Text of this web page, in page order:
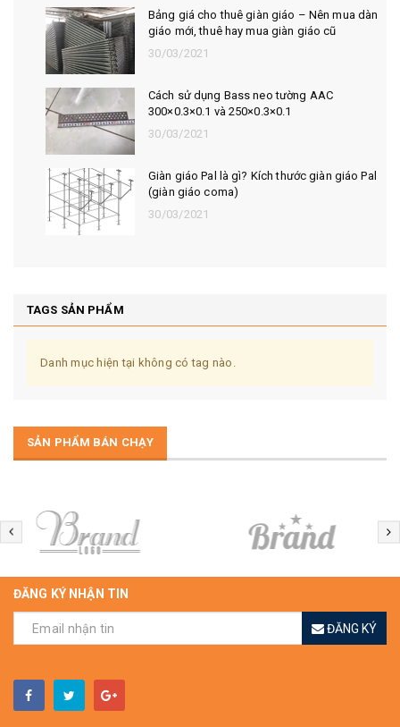
Phương án tính toán tấm grating theo tiêu
chuẩn MBG 531-17
03/03/2025
Bản vẽ coppha thép các loại bó vỉa
30/08/2022
Thi công coppha thép dầm cầu đổ tại chỗ
30/08/2022
TAGS SẢN PHẨM
Danh mục hiện tại không có tag nào.
SẢN PHẨM BÁN CHẠY
ĐĂNG KÝ NHẬN TIN
ĐĂNG KÝ